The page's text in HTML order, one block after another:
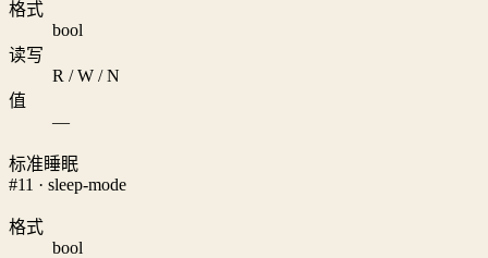
格式
bool
读写
R / W / N
值
—
标准睡眠
#11 · sleep-mode
格式
bool